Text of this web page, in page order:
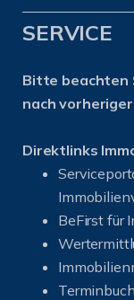
SERVICE
Bitte beachten
nach
Direktlinks
BeFirst für
I